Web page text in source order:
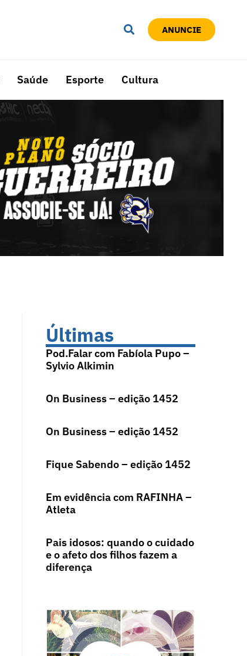
ANUNCIE
Saúde Esporte Cultura
Últimas
Pod.Falar com Fabíola Pupo –
Sylvio Alkimin
On Business – edição 1452
On Business – edição 1452
Fique Sabendo – edição 1452
Em evidência com RAFINHA –
Atleta
Pais idosos: quando o cuidado
e o afeto dos filhos fazem a
diferença